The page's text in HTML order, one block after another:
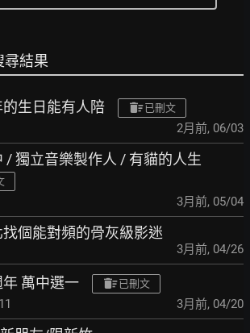
尋結果
的生日能有人陪 已刪文
2月前, 06/03
/ 獨立音樂製作人 / 有貓的人生
3月前, 05/04
找個能對頻的骨灰級影迷
3月前, 04/26
年 萬中選一 已刪文
3月前, 04/20